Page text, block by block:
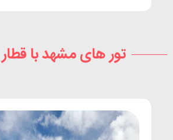
تور های مشهد با قطار 6 تخته